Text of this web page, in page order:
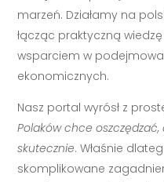
marzeń. Działamy na
łącząc praktyczną
wsparciem w
ekonomicznych.
Nasz portal wyrósł z
Polaków chce
skutecznie. Właśnie
skomplikowane